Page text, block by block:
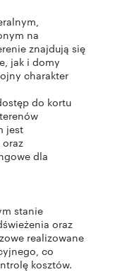
na
znajdują się
jak i domy
charakter
do kortu
jest
dla
stanie
oraz
realizowane
co
kosztów.